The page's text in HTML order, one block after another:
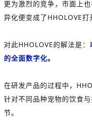
更为激烈的竞争，市面上
异化便变成了HHOLOVE打
对此HHOLOVE的解法是：
的全面数字化。
在研发产品的过程中，
针对不同品种宠物的饮食
节。